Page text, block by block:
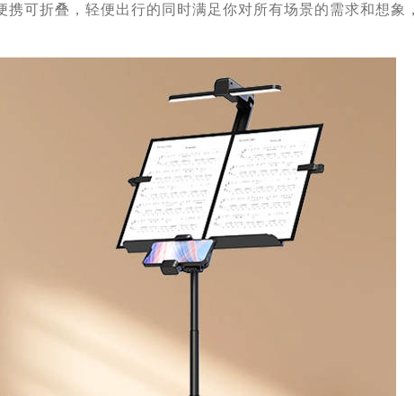
可折叠，轻便出行的同时满足你对所有场景的需求和想象，